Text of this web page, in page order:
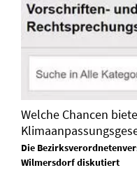
Welche Chancen
Die
Wilmersdorf diskutiert